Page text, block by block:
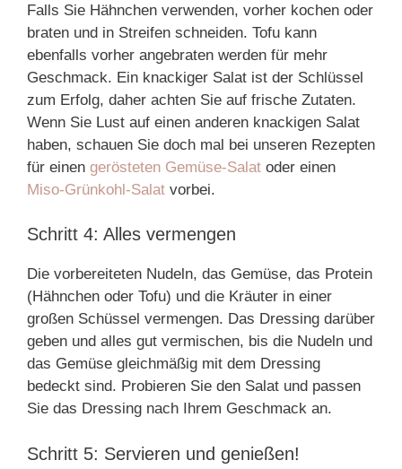
Falls Sie Hähnchen verwenden, vorher kochen oder
braten und in Streifen schneiden. Tofu kann
ebenfalls vorher angebraten werden für mehr
Geschmack. Ein knackiger Salat ist der Schlüssel
zum Erfolg, daher achten Sie auf frische Zutaten.
Wenn Sie Lust auf einen anderen knackigen Salat
haben, schauen Sie doch mal bei unseren Rezepten
für einen gerösteten Gemüse-Salat oder einen
Miso-Grünkohl-Salat vorbei.
Schritt 4: Alles vermengen
Die vorbereiteten Nudeln, das Gemüse, das Protein
(Hähnchen oder Tofu) und die Kräuter in einer
großen Schüssel vermengen. Das Dressing darüber
geben und alles gut vermischen, bis die Nudeln und
das Gemüse gleichmäßig mit dem Dressing
bedeckt sind. Probieren Sie den Salat und passen
Sie das Dressing nach Ihrem Geschmack an.
Schritt 5: Servieren und genießen!